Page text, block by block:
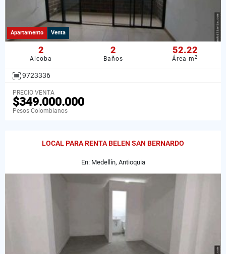
Apartamento Venta
2
Alcoba
2
Baños
52.22
Área m2
9723336
PRECIO VENTA
$349.000.000
Pesos Colombianos
LOCAL PARA RENTA BELEN SAN BERNARDO
En: Medellín, Antioquia